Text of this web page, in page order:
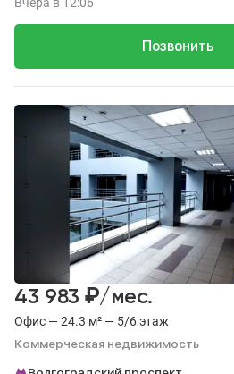
Позвонить
Офис — 24.3 м² — 5/6 этаж
Коммерческая недвижимость
43 983 ₽/мес.